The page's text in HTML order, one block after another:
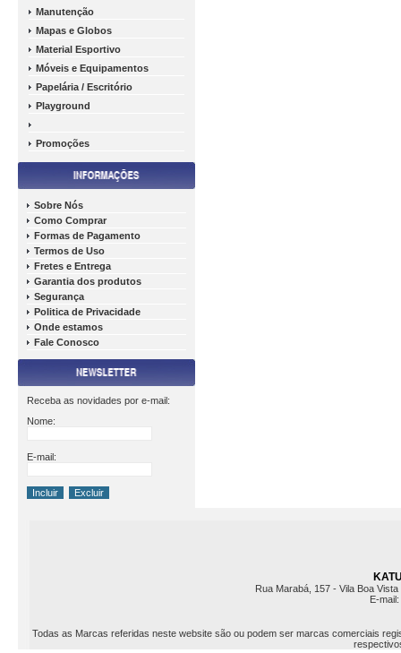
Manutenção
Mapas e Globos
Material Esportivo
Móveis e Equipamentos
Papelária / Escritório
Playground
Promoções
Sobre Nós
Como Comprar
Formas de Pagamento
Termos de Uso
Fretes e Entrega
Garantia dos produtos
Segurança
Politica de Privacidade
Onde estamos
Fale Conosco
Receba as novidades por e-mail:
Nome:
E-mail:
Rua Marabá, 157 - Vila Boa
E-mail:
Todas as Marcas referidas neste website são ou podem ser marcas comerciais